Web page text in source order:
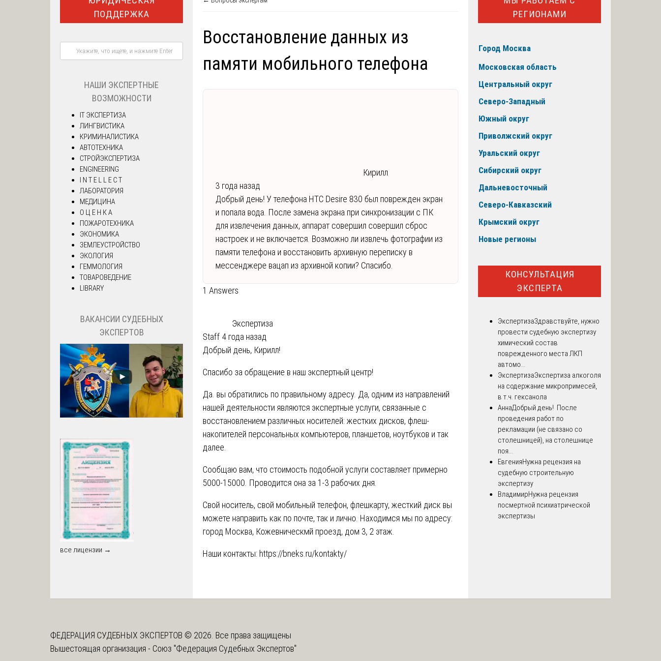
Восстановление данных из
памяти мобильного телефона
Кирилл
3 года назад
Добрый день! У телефона HTC Desire 830 был поврежден экран
и попала вода. После замена экрана при синхронизации с ПК
для извлечения данных, аппарат совершил совершил сброс
настроек и не включается. Возможно ли извлечь фотографии из
памяти телефона и восстановить архивную переписку в
мессенджере вацап из архивной копии? Спасибо.
1 Answers
Экспертиза
Staff 4 года назад
Добрый день, Кирилл!
Спасибо за обращение в наш экспертный центр!
Да. вы обратились по правильному адресу. Да, одним из направлений
нашей деятельности являются экспертные услуги, связанные с
восстановлением различных носителей: жестких дисков, флеш-
накопителей персональных компьютеров, планшетов, ноутбуков и так
далее.
Сообщаю вам, что стоимость подобной услуги составляет примерно
5000-15000. Проводится она за 1-3 рабочих дня.
Свой носитель, свой мобильный телефон, флешкарту, жесткий диск вы
можете направить как по почте, так и лично. Находимся мы по адресу:
город Москва, Кожевническмй проезд, дом 3, 2 этаж.
Наши контакты: https://bneks.ru/kontakty/
ПОДДЕРЖКА
НАШИ ЭКСПЕРТНЫЕ
ВОЗМОЖНОСТИ
IT ЭКСПЕРТИЗА
ЛИНГВИСТИКА
КРИМИНАЛИСТИКА
АВТОТЕХНИКА
СТРОЙЭКСПЕРТИЗА
ENGINEERING
I N T E L L E C T
ЛАБОРАТОРИЯ
МЕДИЦИНА
О Ц Е Н К А
ПОЖАРОТЕХНИКА
ЭКОНОМИКА
ЗЕМЛЕУСТРОЙСТВО
ЭКОЛОГИЯ
ГЕММОЛОГИЯ
ТОВАРОВЕДЕНИЕ
LIBRARY
ВАКАНСИИ СУДЕБНЫХ
ЭКСПЕРТОВ
все лицензии →
РЕГИОНАМИ
Город Москва
Московская область
Центральный округ
Северо-Западный
Южный округ
Приволжский округ
Уральский округ
Сибирский округ
Дальневосточный
Северо-Кавказский
Крымский округ
Новые регионы
КОНСУЛЬТАЦИЯ
ЭКСПЕРТА
ЭкспертизаЗдравствуйте, нужно
провести судебную экспертизу
химический состав
поврежденного места ЛКП
автомо...
ЭкспертизаЭкспертиза алкоголя
на содержание микропримесей,
в т.ч. гексанола
АннаДобрый день! После
проведения работ по
рекламации (не связано со
столешницей), на столешнице
поя...
ЕвгенияНужна рецензия на
судебную строительную
экспертизу
ВладимирНужна рецензия
посмертной психиатрической
экспертизы
ФЕДЕРАЦИЯ СУДЕБНЫХ ЭКСПЕРТОВ © 2026. Все права защищены
Вышестоящая организация - Союз "Федерация Судебных Экспертов"